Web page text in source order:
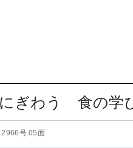
ぎわう 食の学
号 05面